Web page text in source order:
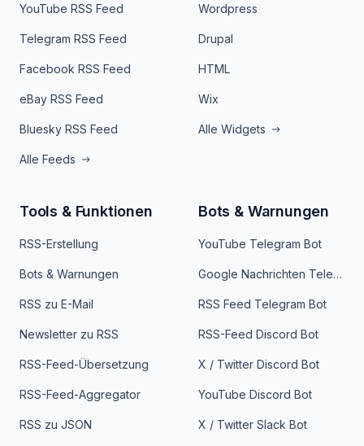
YouTube RSS Feed
Telegram RSS Feed
Facebook RSS Feed
eBay RSS Feed
Bluesky RSS Feed
Alle Feeds
Wordpress
Drupal
HTML
Wix
Alle Widgets
Tools & Funktionen
RSS-Erstellung
Bots & Warnungen
RSS zu E-Mail
Newsletter zu RSS
RSS-Feed-Übersetzung
RSS-Feed-Aggregator
RSS zu JSON
Bots & Warnungen
YouTube Telegram Bot
Google Nachrichten Telegram Bot
RSS Feed Telegram Bot
RSS-Feed Discord Bot
X / Twitter Discord Bot
YouTube Discord Bot
X / Twitter Slack Bot